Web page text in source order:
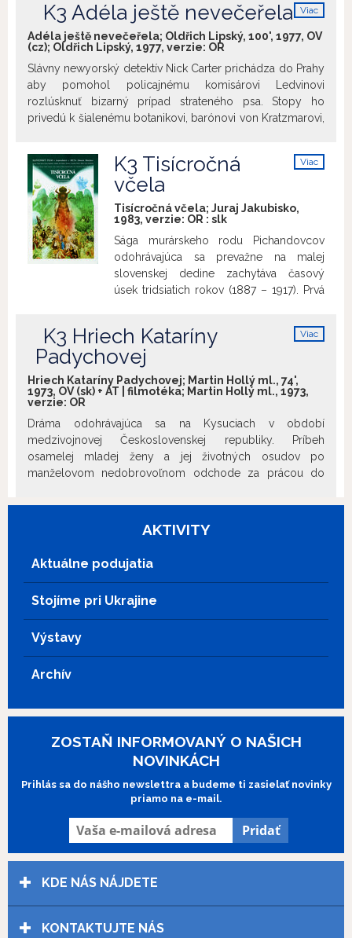
príležitosti 90. výročia narodenia herca
Ivana Mistríka (15.10.1935 – 8.6.1982).
Viac
K3 Adéla ještě nevečeřela
Adéla ještě nevečeřela; Oldřich Lipský, 100', 1977, OV
(cz); Oldřich Lipský, 1977, verzie: OR
Slávny newyorský detektív Nick Carter prichádza do Prahy
aby pomohol policajnému komisárovi Ledvinovi
rozlúsknuť bizarný prípad strateného psa. Stopy ho
privedú k šialenému botanikovi, barónovi von Kratzmarovi,
rodokapsové detektívky s hviezdnym hereckým
obsadením od majstra českej komédie Oldřicha Lipského.
Film uvádzame pri príležitosti nedožitých 75. narodenín
herca Michala Dočolomanského (*25. 3. 1942), ktorý vo
filme stvárnil postavu detektíva Nicka Cartera.
Viac
K3 Tisícročná
včela
Tisícročná včela; Juraj Jakubisko,
1983, verzie: OR : slk
Sága murárskeho rodu Pichandovcov
odohrávajúca sa prevažne na malej
slovenskej dedine zachytáva časový
úsek tridsiatich rokov (1887 – 1917). Prvá
druhej časti sa do popredia dostáva jeho
syn Samo, žijúci v období vyostrujúcej sa
napokon vyústila do 1. svetovej vojny.
románu Petra Jaroša. Film uvádzame pri
príležitosti 80. narodenín spisovateľa,
scenáristu a dramaturga Petra Jaroša (*22.
1. 1940).
Viac
K3 Hriech Kataríny
Padychovej
Hriech Kataríny Padychovej; Martin Hollý ml., 74',
1973, OV (sk) + AT | filmotéka; Martin Hollý ml., 1973,
verzie: OR
Dráma odohrávajúca sa na Kysuciach v období
medzivojnovej Československej republiky. Príbeh
osamelej mladej ženy a jej životných osudov po
manželovom nedobrovoľnom odchode za prácou do
Jilemnického Návrat. Film uvádzame pri príležitosti
nedožitých 90. narodenín herca Ivana Krivosudského (*1. 3.
1927), ktorý vo filme stvárnil postavu Hanuliaka
Dočolomanského (*25. 3. 1942), ktorý vo filme stvárnil
AKTIVITY
Aktuálne podujatia
Stojíme pri Ukrajine
Výstavy
Archív
ZOSTAŇ INFORMOVANÝ O NAŠICH
NOVINKÁCH
Prihlás sa do nášho newslettra a budeme ti zasielať novinky
priamo na e-mail.
KDE NÁS NÁJDETE
KONTAKTUJTE NÁS